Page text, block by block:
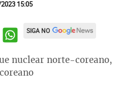
15:05
SIGA NO
nuclear norte-coreano,